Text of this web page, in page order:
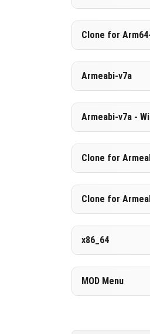
Clone for
Armeabi-v7a
Armeabi-v7a -
Clone for
Clone for
x86_64
MOD Menu